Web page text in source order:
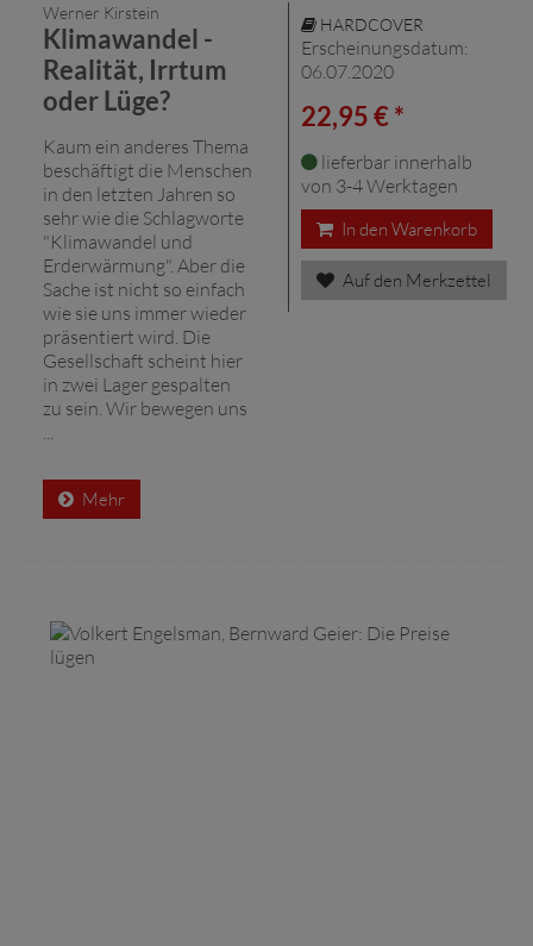
Werner Kirstein
Klimawandel -
Realität, Irrtum
oder Lüge?
Kaum ein anderes Thema
beschäftigt die Menschen
in den letzten Jahren so
sehr wie die Schlagworte
"Klimawandel und
Erderwärmung". Aber die
Sache ist nicht so einfach
wie sie uns immer wieder
präsentiert wird. Die
Gesellschaft scheint hier
in zwei Lager gespalten
zu sein. Wir bewegen uns
Mehr
HARDCOVER
Erscheinungsdatum:
06.07.2020
22,95 € *
lieferbar innerhalb
von 3-4 Werktagen
In den Warenkorb
Auf den Merkzettel